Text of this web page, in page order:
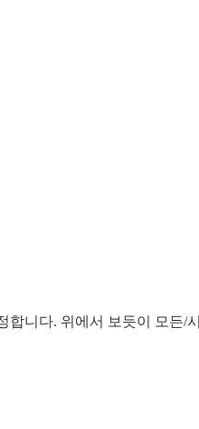
합니다. 위에서 보듯이 모든/